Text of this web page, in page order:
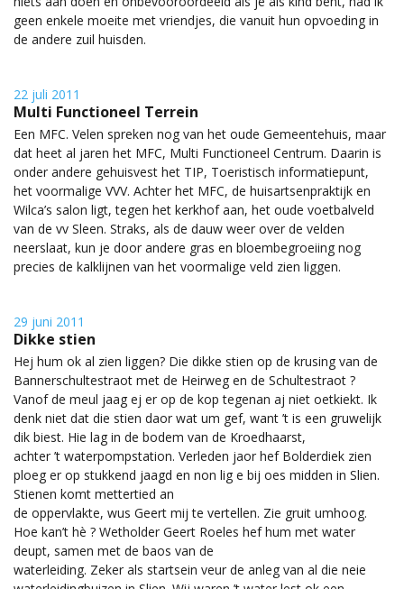
geen enkele moeite met vriendjes, die vanuit hun opvoeding in
de andere zuil huisden.
22 juli 2011
Multi Functioneel Terrein
Een MFC. Velen spreken nog van het oude Gemeentehuis, maar
dat heet al jaren het MFC, Multi Functioneel Centrum. Daarin is
onder andere gehuisvest het TIP, Toeristisch informatiepunt,
het voormalige VVV. Achter het MFC, de huisartsenpraktijk en
Wilca’s salon ligt, tegen het kerkhof aan, het oude voetbalveld
van de vv Sleen. Straks, als de dauw weer over de velden
neerslaat, kun je door andere gras en bloembegroeiing nog
precies de kalklijnen van het voormalige veld zien liggen.
29 juni 2011
Dikke stien
Hej hum ok al zien liggen? Die dikke stien op de krusing van de
Bannerschultestraot met de Heirweg en de Schultestraot ?
Vanof de meul jaag ej er op de kop tegenan aj niet oetkiekt. Ik
denk niet dat die stien daor wat um gef, want ’t is een gruwelijk
dik biest. Hie lag in de bodem van de Kroedhaarst,
achter ’t waterpompstation. Verleden jaor hef Bolderdiek zien
ploeg er op stukkend jaagd en non lig e bij oes midden in Slien.
Stienen komt mettertied an
de oppervlakte, wus Geert mij te vertellen. Zie gruit umhoog.
Hoe kan’t hè ? Wetholder Geert Roeles hef hum met water
deupt, samen met de baos van de
waterleiding. Zeker als startsein veur de anleg van al die neie